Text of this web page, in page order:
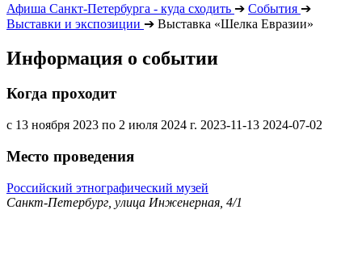
Афиша Санкт-Петербурга - куда сходить ➔ События ➔
Выставки и экспозиции ➔ Выставка «Шелка Евразии»
Информация о событии
Когда проходит
с 13 ноября 2023 по 2 июля 2024 г. 2023-11-13 2024-07-02
Место проведения
Российский этнографический музей
Санкт-Петербург, улица Инженерная, 4/1